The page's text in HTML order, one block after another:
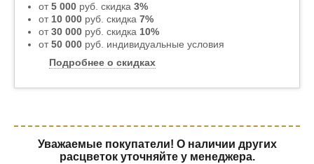
от5 000 руб. скидка 3%
от 10 000 руб. скидка 7%
от30 000 руб. скидка 10%
от50 000 руб. индивидуальные условия
Подробнее о скидках
Уважаемые покупатели! О наличии других
расцветок уточняйте у менеджера.